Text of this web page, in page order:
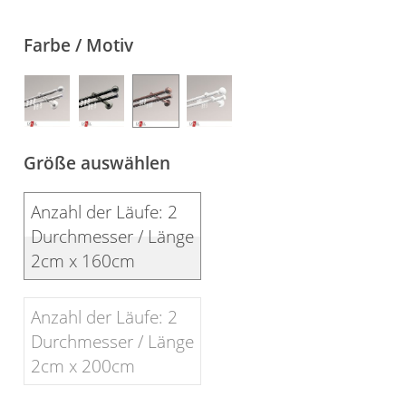
Panneaux
Farbe / Motiv
Größe auswählen
Anzahl der Läufe: 2
Durchmesser / Länge
2cm x 160cm
Anzahl der Läufe: 2
Durchmesser / Länge
2cm x 200cm